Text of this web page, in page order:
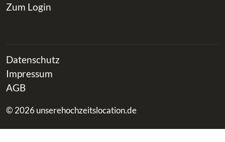
Zum Login
Datenschutz
Impressum
AGB
© 2026 unserehochzeitslocation.de